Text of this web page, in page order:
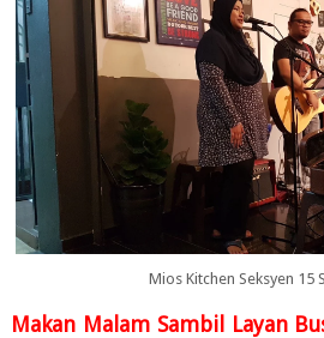
Mios Kitchen Seksyen 15
Makan Malam Sambil Layan